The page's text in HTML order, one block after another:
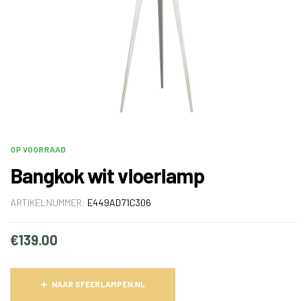
OP VOORRAAD
Bangkok wit vloerlamp
ARTIKELNUMMER: E449AD71C306
€139.00
NAAR SFEERLAMPEN.NL